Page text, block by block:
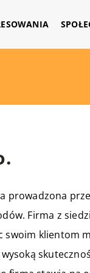
prowadzona
Firma z
klientom